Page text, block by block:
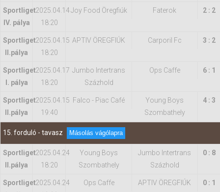
Sportliget
IV. pálya
2025.04.14
18:20
Joy Food Öregfiúk Faterok 2 : 2
Sportliget
II.pálya
2025.04.15
18:20
APTIV ÖREGFIÚK Carporil Fc 3 : 2
Sportliget
I. pálya
2025.04.17
18:20
Jumbo Intertrans
Százhold
Ops Caffe 6 : 1
Sportliget
II.pálya
2025.04.15
19:40
Falco - Piac Café
Young Boys
Szombathely
4 : 3
15. forduló - tavasz Másolás vágólapra
Sportliget
II.pálya
2025.04.24
18:20
Young Boys
Szombathely
Jumbo Intertrans
Százhold
0 : 8
Sportliget2025.04.24
Ops Caffe APTIV ÖREGFIÚK 0 : 1